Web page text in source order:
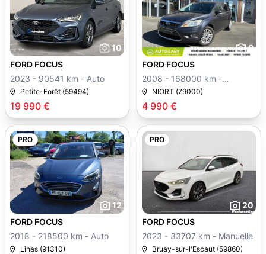
10
19 990 €
FORD FOCUS
2023 - 90541 km - Auto
Petite-Forêt (59494)
9
4 990 €
FORD FOCUS
2008 - 168000 km -
Manuelle
NIORT (79000)
PRO
12
FORD FOCUS
2018 - 218500 km - Auto
Linas (91310)
PRO
20
FORD FOCUS
2023 - 33707 km - Manuelle
Bruay-sur-l'Escaut (59860)